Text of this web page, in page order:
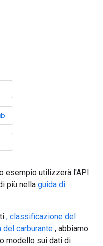
esempio utilizzerà l'API
più nella guida di
, classificazione del
carburante , abbiamo
modello sui dati di